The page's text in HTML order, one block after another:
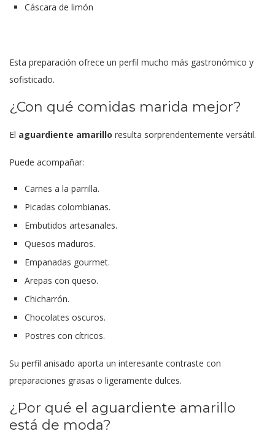
Cáscara de limón
Esta preparación ofrece un perfil mucho más gastronómico y
sofisticado.
¿Con qué comidas marida mejor?
El aguardiente amarillo resulta sorprendentemente versátil.
Puede acompañar:
Carnes a la parrilla.
Picadas colombianas.
Embutidos artesanales.
Quesos maduros.
Empanadas gourmet.
Arepas con queso.
Chicharrón.
Chocolates oscuros.
Postres con cítricos.
Su perfil anisado aporta un interesante contraste con
preparaciones grasas o ligeramente dulces.
¿Por qué el aguardiente amarillo
está de moda?